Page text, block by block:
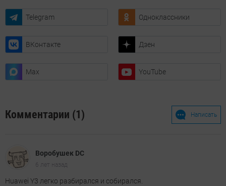
Telegram Одноклассники
ВКонтакте Дзен
Max YouTube
Комментарии (1) Написать
Воробушек DC
6 лет назад
Huawei Y3 легко разбирался и собирался.